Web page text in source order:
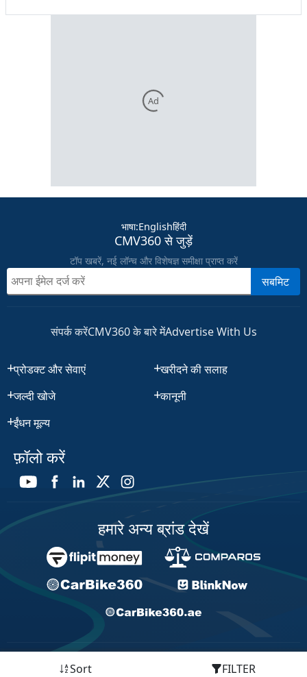
Ad
Sort FILTER
भाषा:Englishहिंदी
CMV360 से जुड़ें
टॉप खबरें, नई लॉन्च और विशेषज्ञ समीक्षा प्राप्त करें
सबमिट
संपर्क करेंCMV360 के बारे मेंAdvertise With Us
प्रोडक्ट और सेवाएं
जल्दी खोजे
ईंधन मूल्य
खरीदने की सलाह
कानूनी
फ़ॉलो करें
हमारे अन्य ब्रांड देखें